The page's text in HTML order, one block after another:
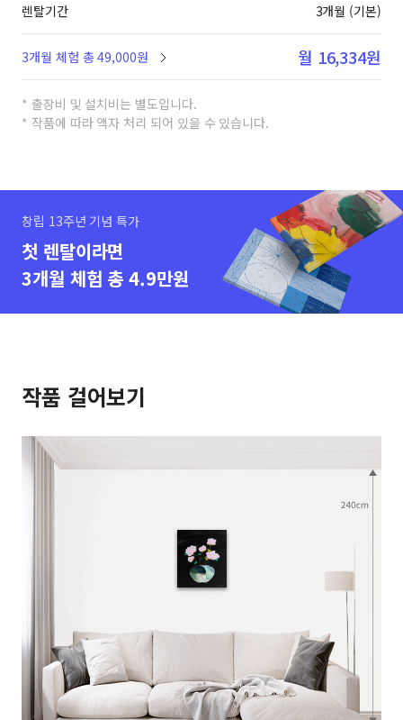
렌탈기간 3개월 (기본)
3개월 체험 총 49,000원 월 16,334원
* 출장비 및 설치비는 별도입니다.
* 작품에 따라 액자 처리 되어 있을 수 있습니다.
창립 13주년 기념 특가
첫 렌탈이라면
3개월 체험 총 4.9만원
작품 걸어보기